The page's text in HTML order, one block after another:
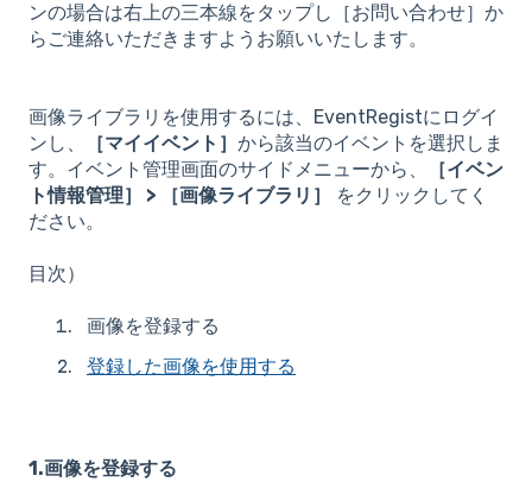
ンの場合は右上の三本線をタップし［お問い合わせ］か
らご連絡いただきますようお願いいたします。
画像ライブラリを使用するには、EventRegistにログイ
ンし、
［マイイベント］ から該当のイベントを選択しま
す。イベント管理画面のサイドメニューから、
［イベン
ト情報管理］ > ［画像ライブラリ］
をクリックしてく
ださい。
目次）
画像を登録する
登録した画像を使用する
1.画像を登録する